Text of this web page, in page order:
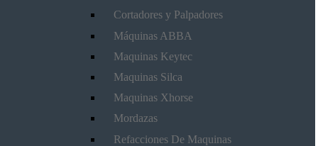
Cortadores y Palpadores
Máquinas ABBA
Maquinas Keytec
Maquinas Silca
Maquinas Xhorse
Mordazas
Refacciones De Maquinas